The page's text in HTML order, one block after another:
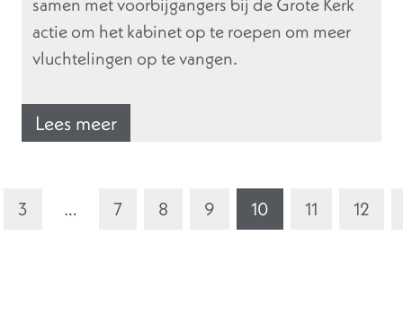
samen met voorbijgangers bij de Grote Kerk
actie om het kabinet op te roepen om meer
vluchtelingen op te vangen.
Lees meer
3 … 7 8 9 10 11 12